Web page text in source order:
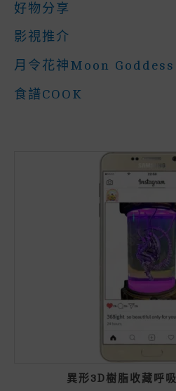
好物分享
影視推介
月令花神Moon
食譜COOK
異形3D樹脂收藏呼